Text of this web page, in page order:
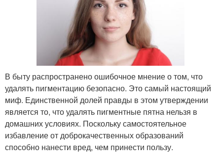
В быту распространено ошибочное мнение о том, что
удалять пигментацию безопасно. Это самый настоящий
миф. Единственной долей правды в этом утверждении
является то, что удалять пигментные пятна нельзя в
домашних условиях. Поскольку самостоятельное
избавление от доброкачественных образований
способно нанести вред, чем принести пользу.